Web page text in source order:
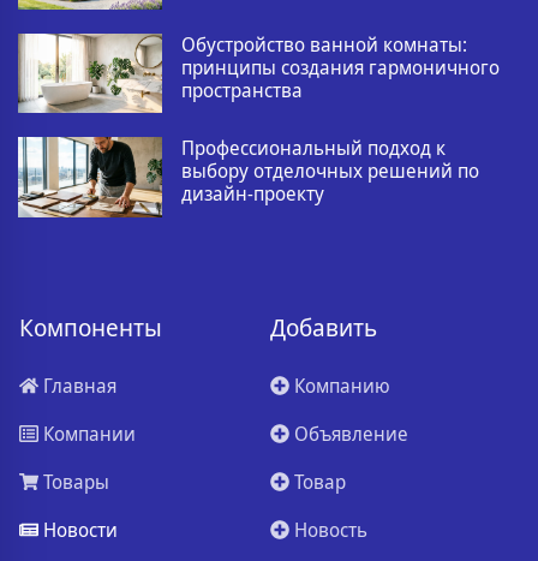
Обустройство ванной комнаты:
принципы создания гармоничного
пространства
Профессиональный подход к
выбору отделочных решений по
дизайн-проекту
Компоненты
Главная
Компании
Товары
Новости
Добавить
Компанию
Объявление
Товар
Новость